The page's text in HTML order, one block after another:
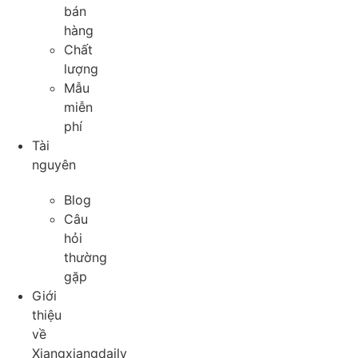
bán
hàng
Chất
lượng
Mẫu
miễn
phí
Tài
nguyên
Blog
Câu
hỏi
thường
gặp
Giới
thiệu
về
Xiangxiangdaily